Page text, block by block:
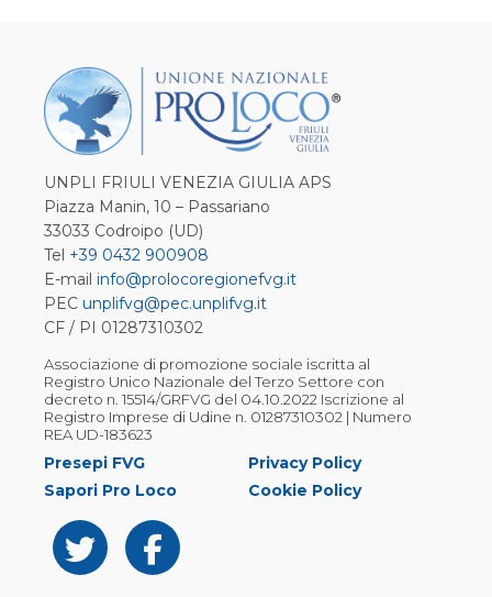
UNPLI FRIULI VENEZIA GIULIA APS
Piazza Manin, 10 – Passariano
33033 Codroipo (UD)
Tel +39 0432 900908
E-mail info@prolocoregionefvg.it
PEC unplifvg@pec.unplifvg.it
CF / PI 01287310302
Associazione di promozione sociale iscritta al
Registro Unico Nazionale del Terzo Settore con
decreto n. 15514/GRFVG del 04.10.2022 Iscrizione al
Registro Imprese di Udine n. 01287310302 | Numero
REA UD-183623
Presepi FVG
Sapori Pro Loco
Privacy Policy
Cookie Policy